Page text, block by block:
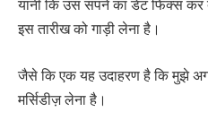
यानी कि उस सपने का डेट फिक्स कर
इस तारीख को गाड़ी लेना है।
जैसे कि एक यह उदाहरण है कि मुझे
मर्सिडीज़ लेना है।